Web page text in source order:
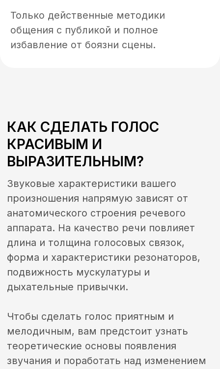
• Узнаете секреты убедительных и
поразительных выступлений перед
широкой публикой;
научиться навыкам красивой и легкой
речи, искусству непринужденных бесед
и фееричных публичных выступлений.
Программа разрабатывается
персонально для каждого студента с
персональных целей.
современных и классических методиках,
которые помогают отработать
сроки при любых исходных параметрах
речевого аппарата. Мастер подберет
для вас отличные упражнения и задания,
сможете раскрыть весь потенциал
аппарата, научитесь правильно дышать
и контролировать голос.
Регулярные занятия с опытным
структурированию речи, устранению